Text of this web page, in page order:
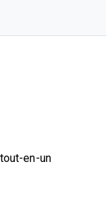
en-un